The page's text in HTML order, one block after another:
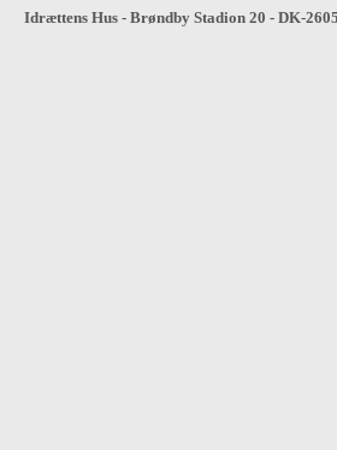
Idrættens Hus - Brøndby Stadion 20 - DK-